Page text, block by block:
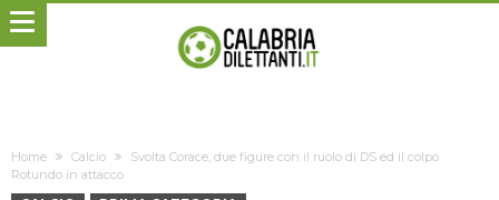
Home Calcio
Svolta Corace, due figure con il ruolo di DS ed il colpo
Rotundo in attacco